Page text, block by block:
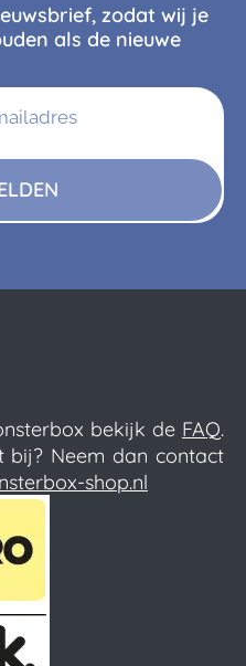
zodat wij je
als de nieuwe
bekijk de FAQ.
Neem dan contact
shop.nl